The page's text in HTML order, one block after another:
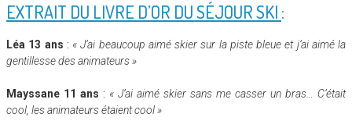
EXTRAIT DU LIVRE D’OR DU SÉJOUR SKI :
Léa 13 ans : « J’ai beaucoup aimé skier sur la piste bleue et j’ai aimé la
gentillesse des animateurs »
Mayssane 11 ans : « J’ai aimé skier sans me casser un bras… C’était
cool, les animateurs étaient cool »